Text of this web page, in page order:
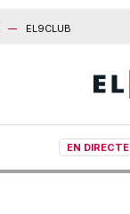
EL9CLUB
EN DIRECTE